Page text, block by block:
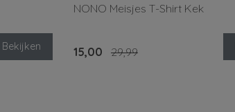
Bekijken
NONO Meisjes T-Shirt Kek
15,00 29,99